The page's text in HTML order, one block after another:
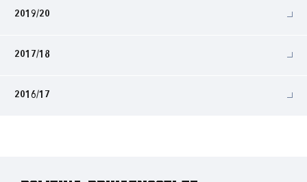
2019/20
2017/18
2016/17